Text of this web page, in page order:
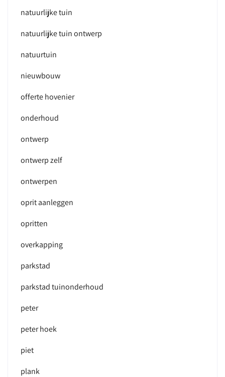
natuurlijke tuin
natuurlijke tuin ontwerp
natuurtuin
nieuwbouw
offerte hovenier
onderhoud
ontwerp
ontwerp zelf
ontwerpen
oprit aanleggen
opritten
overkapping
parkstad
parkstad tuinonderhoud
peter
peter hoek
piet
plank